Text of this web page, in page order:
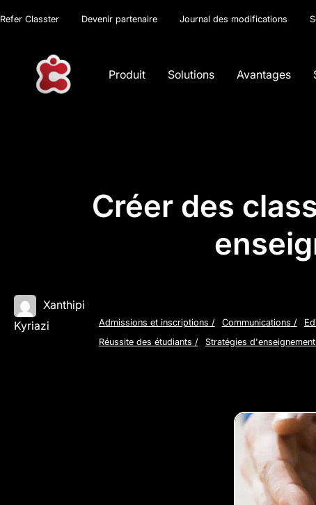
Refer Classter Devenir partenaire Journal des modifications
Produit Solutions Avantages
Créer des
Xanthipi
Kyriazi
Admissions et inscriptions / Communications /
Réussite des étudiants / Stratégies d'enseignement